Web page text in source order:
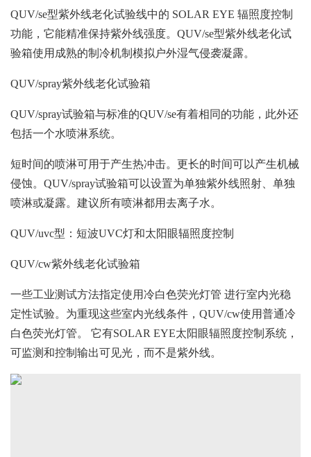
QUV/se型紫外线老化试验线中的 SOLAR EYE 辐照度控制
功能，它能精准保持紫外线强度。QUV/se型紫外线老化试
验箱使用成熟的制冷机制模拟户外湿气侵袭凝露。
QUV/spray紫外线老化试验箱
QUV/spray试验箱与标准的QUV/se有着相同的功能，此外还
包括一个水喷淋系统。
短时间的喷淋可用于产生热冲击。更长的时间可以产生机械
侵蚀。QUV/spray试验箱可以设置为单独紫外线照射、单独
喷淋或凝露。建议所有喷淋都用去离子水。
QUV/uvc型：短波UVC灯和太阳眼辐照度控制
QUV/cw紫外线老化试验箱
一些工业测试方法指定使用冷白色荧光灯管 进行室内光稳
定性试验。为重现这些室内光线条件，QUV/cw使用普通冷
白色荧光灯管。 它有SOLAR EYE太阳眼辐照度控制系统，
可监测和控制输出可见光，而不是紫外线。